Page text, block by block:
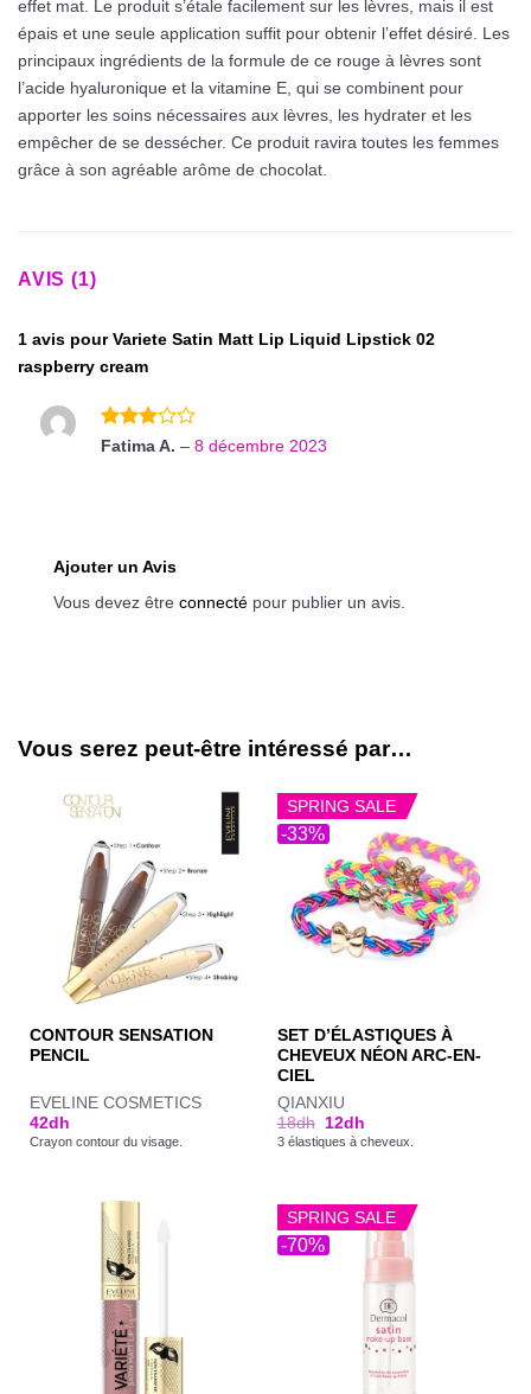
effet mat. Le produit s’étale facilement sur les lèvres, mais il est
épais et une seule application suffit pour obtenir l’effet désiré. Les
principaux ingrédients de la formule de ce rouge à lèvres sont
l’acide hyaluronique et la vitamine E, qui se combinent pour
apporter les soins nécessaires aux lèvres, les hydrater et les
empêcher de se dessécher. Ce produit ravira toutes les femmes
grâce à son agréable arôme de chocolat.
AVIS (1)
1 avis pourVariete Satin Matt Lip Liquid Lipstick 02
raspberry cream
Note3
Fatima A.– 8 décembre 2023
Ajouter un Avis
Vous devez être connecté pour publier un avis.
Vous serez peut-être intéressé par…
CONTOUR SENSATION
PENCIL
EVELINE COSMETICS
42dh
Crayon contour du visage.
-33%
SPRING SALE
SET D’ÉLASTIQUES À
CHEVEUX NÉON ARC-EN-
CIEL
QIANXIU
18dh 12dh
3 élastiques à cheveux.
-70%
SPRING SALE